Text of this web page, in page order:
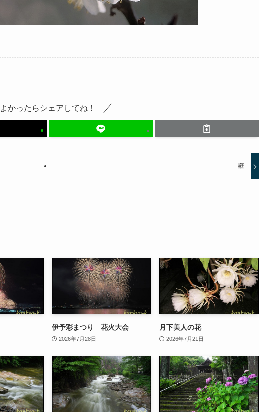
よかったらシェアしてね！
壁
伊予彩まつり 花火大会
2026年7月28日
月下美人の花
2026年7月21日